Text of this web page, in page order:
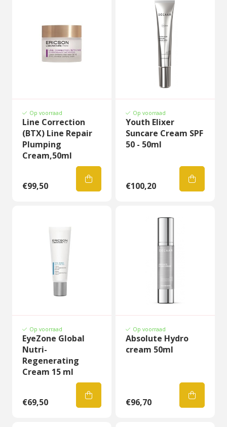
Op voorraad
Line Correction
(BTX) Line Repair
Plumping
Cream,50ml
€99,50
Op voorraad
Youth Elixer
Suncare Cream SPF
50 - 50ml
€100,20
Op voorraad
EyeZone Global
Nutri-
Regenerating
Cream 15 ml
€69,50
Op voorraad
Absolute Hydro
cream 50ml
€96,70